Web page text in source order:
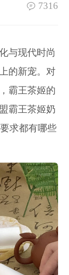
7316
与现代时尚
的新宠。对
霸王茶姬的
霸王茶姬奶
求都有哪些